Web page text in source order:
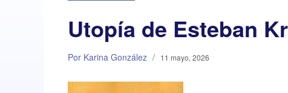
Utopía de Esteban
Por Karina González / 11 mayo, 2026